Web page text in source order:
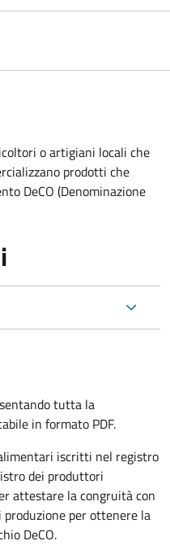
o artigiani locali che
prodotti che
DeCO (Denominazione
tutta la
in formato PDF.
iscritti nel registro
dei produttori
attestare la congruità con
per ottenere la
DeCO.